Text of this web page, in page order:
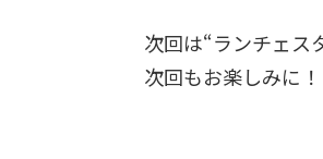
次回は“ランチェス
次回もお楽しみに！